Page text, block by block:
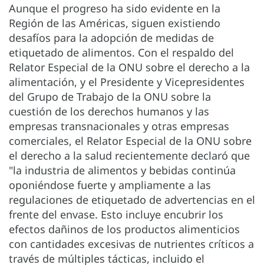
Aunque el progreso ha sido evidente en la
Región de las Américas, siguen existiendo
desafíos para la adopción de medidas de
etiquetado de alimentos. Con el respaldo del
Relator Especial de la ONU sobre el derecho a la
alimentación, y el Presidente y Vicepresidentes
del Grupo de Trabajo de la ONU sobre la
cuestión de los derechos humanos y las
empresas transnacionales y otras empresas
comerciales, el Relator Especial de la ONU sobre
el derecho a la salud recientemente declaró que
"la industria de alimentos y bebidas continúa
oponiéndose fuerte y ampliamente a las
regulaciones de etiquetado de advertencias en el
frente del envase. Esto incluye encubrir los
efectos dañinos de los productos alimenticios
con cantidades excesivas de nutrientes críticos a
través de múltiples tácticas, incluido el